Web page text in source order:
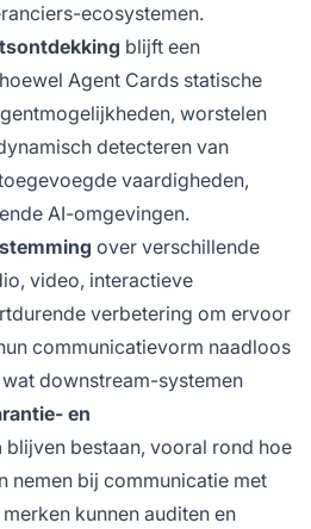
ecosystemen.
blijft een
Agent Cards statische
worstelen
detecteren van
vaardigheden,
AI-omgevingen.
over verschillende
video, interactieve
verbetering om ervoor
communicatievorm naadloos
downstream-systemen
en
blijven bestaan, vooral rond hoe
nemen bij communicatie met
kunnen auditen en